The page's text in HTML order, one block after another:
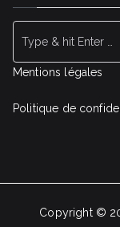
Mentions légales
Politique de
Copyright ©